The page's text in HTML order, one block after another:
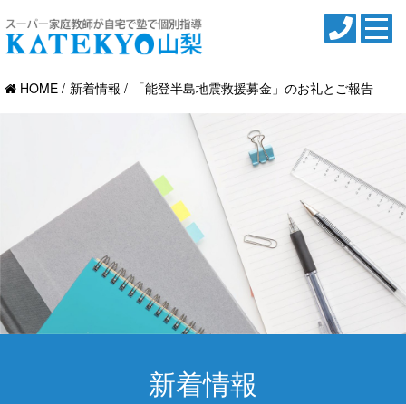
HOME 新着情報 「能登半島地震救援募金」のお礼とご報告
新着情報